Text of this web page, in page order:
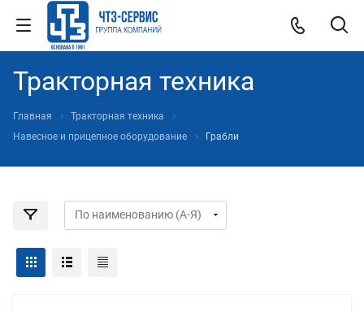
Тракторная техника
Главная
Тракторная техника
Навесное и прицепное оборудование
Грабли